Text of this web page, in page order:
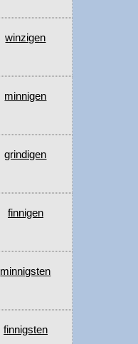
winzigen
minnigen
grindigen
finnigen
minnigsten
finnigsten